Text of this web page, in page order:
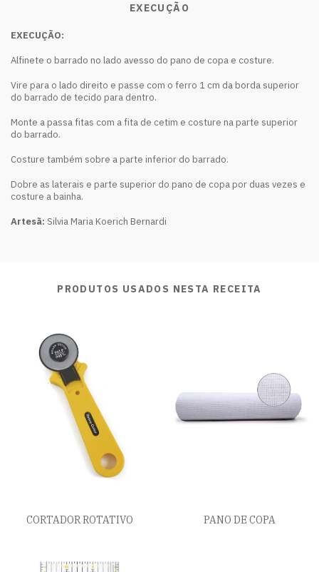
EXECUÇÃO
EXECUÇÃO:
Alfinete o barrado no lado avesso do pano de copa e costure.
Vire para o lado direito e passe com o ferro 1 cm da borda superior
do barrado de tecido para dentro.
Monte a passa fitas com a fita de cetim e costure na parte superior
do barrado.
Costure também sobre a parte inferior do barrado.
Dobre as laterais e parte superior do pano de copa por duas vezes e
costure a bainha.
Artesã: Silvia Maria Koerich Bernardi
PRODUTOS USADOS NESTA RECEITA
CORTADOR ROTATIVO PANO DE COPA